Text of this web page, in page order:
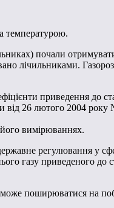
температурою.
почали
лічильниками.
приведення до
від 26 лютого 2004 року
вимірюваннях.
регулювання у
газу приведеного до
поширюватися на